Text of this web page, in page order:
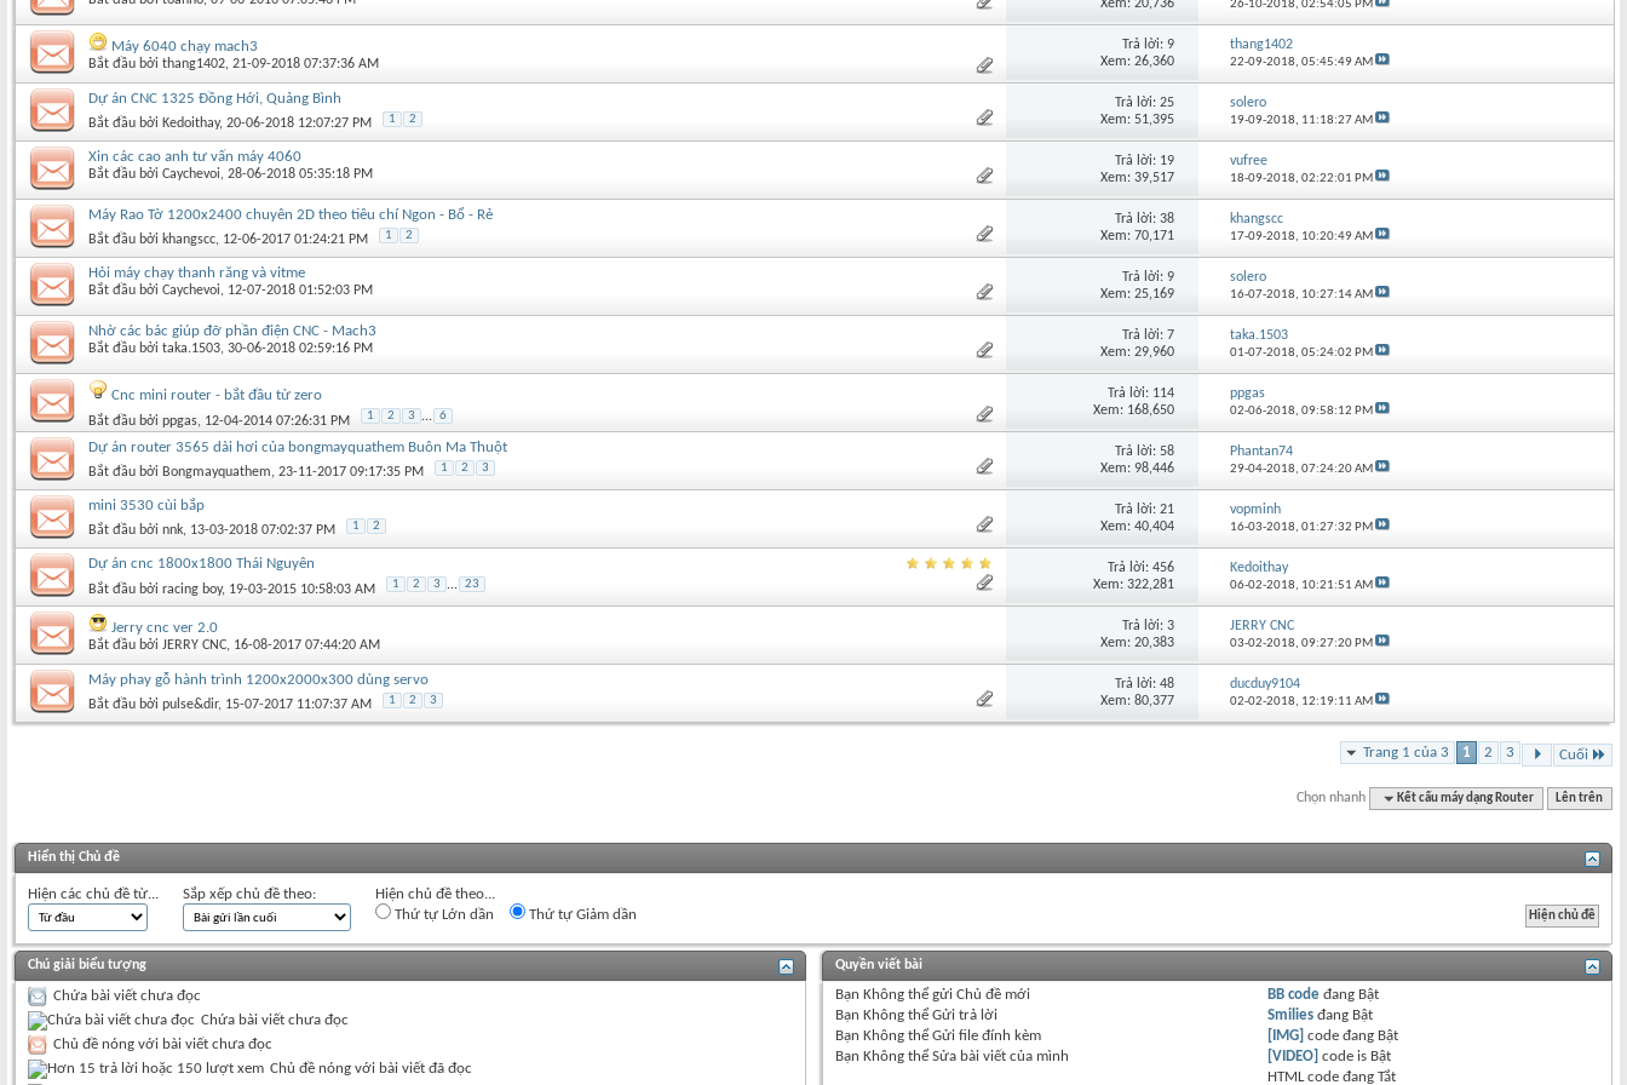
Xem: 20,736 26-10-2018,02:54:05 PM
Máy 6040 chạy mach3
Bắt đầu bởi thang1402‎, 21-09-2018 07:37:36 AM
Trả lời: 9
Xem: 26,360
thang1402
22-09-2018,05:45:49 AM
Dự án CNC 1325 Đồng Hới, Quảng Bình
Bắt đầu bởi Kedoithay‎, 20-06-2018 12:07:27 PM 1 2
Trả lời: 25
Xem: 51,395
solero
19-09-2018, 11:18:27 AM
Xin các cao anh tư vấn máy 4060
Bắt đầu bởi Caychevoi‎, 28-06-2018 05:35:18 PM
Trả lời: 19
Xem: 39,517
vufree
18-09-2018,02:22:01 PM
Máy Rao Tờ 1200x2400 chuyên 2D theo tiêu chí Ngon - Bổ - Rẻ
Bắt đầu bởi khangscc‎, 12-06-2017 01:24:21 PM 1 2
Trả lời: 38
Xem: 70,171
khangscc
17-09-2018, 10:20:49 AM
Hỏi máy chạy thanh răng và vitme
Bắt đầu bởi Caychevoi‎, 12-07-2018 01:52:03 PM
Trả lời: 9
Xem: 25,169
solero
16-07-2018, 10:27:14 AM
Nhờ các bác giúp đỡ phần điện CNC - Mach3
Bắt đầu bởi taka.1503‎, 30-06-2018 02:59:16 PM
Trả lời: 7
Xem: 29,960
taka.1503
01-07-2018,05:24:02 PM
Cnc mini router - bắt đầu từ zero
Bắt đầu bởi ppgas‎, 12-04-2014 07:26:31 PM 1 2 3 ... 6
Trả lời: 114
Xem: 168,650
ppgas
02-06-2018,09:58:12 PM
Dự án router 3565 dài hơi của bongmayquathem Buôn Ma Thuột
Bắt đầu bởi Bongmayquathem‎, 23-11-2017 09:17:35 PM 1 2 3
Trả lời: 58
Xem: 98,446
Phantan74
29-04-2018,07:24:20 AM
mini 3530 cùi bắp
Bắt đầu bởi nnk‎, 13-03-2018 07:02:37 PM 1 2
Trả lời: 21
Xem: 40,404
vopminh
16-03-2018,01:27:32 PM
Dự án cnc 1800x1800 Thái Nguyên
Bắt đầu bởi racing boy‎, 19-03-2015 10:58:03 AM 1 2 3 ... 23
Trả lời: 456
Xem: 322,281
Kedoithay
06-02-2018, 10:21:51 AM
Jerry cnc ver 2.0
Bắt đầu bởi JERRY CNC‎, 16-08-2017 07:44:20 AM
Trả lời: 3
Xem: 20,383
JERRY CNC
03-02-2018,09:27:20 PM
Máy phay gỗ hành trình 1200x2000x300 dùng servo
Bắt đầu bởi pulse&dir‎, 15-07-2017 11:07:37 AM 1 2 3
Trả lời: 48
Xem: 80,377
ducduy9104
02-02-2018, 12:19:11 AM
Trang 1 của 3 1 2 3 Cuối
Chọn nhanh Kết cấu máy dạng Router Lên trên
Hiển thị Chủ đề
Hiện các chủ đề từ... Sắp xếp chủ đề theo:
Hiện chủ đề theo...
Thứ tự Lớn dần
Thứ tự Giảm dần
Chú giải biểu tượng
Chứa bài viết chưa đọc
Chứa bài viết chưa đọc
Chủ đề nóng với bài viết chưa đọc
Chủ đề nóng với bài viết đã đọc
Quyền viết bài
Bạn Không thểgửi Chủ đề mới
Bạn Không thểGửi trả lời
Bạn Không thểGửi file đính kèm
Bạn Không thểSửa bài viết của mình
BB code đang Bật
Smilies đang Bật
[IMG] code đang Bật
[VIDEO] code is Bật
HTML code đangTắt